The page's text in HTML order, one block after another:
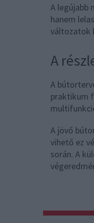
A legújabb
hanem
változatok
A
A
praktikum
A jövő
vihető ez
során. A